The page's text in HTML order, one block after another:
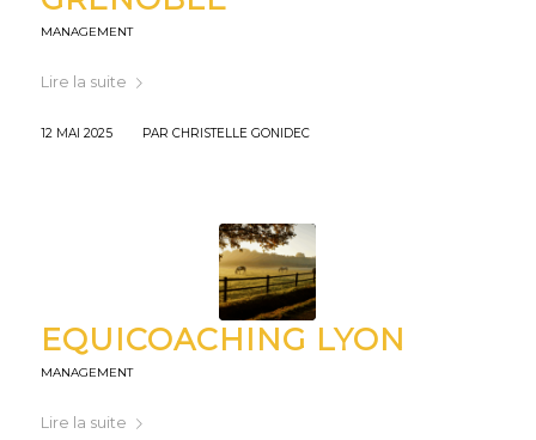
MANAGEMENT
Lire la suite
12 MAI 2025 PAR CHRISTELLE GONIDEC
EQUICOACHING LYON
MANAGEMENT
Lire la suite